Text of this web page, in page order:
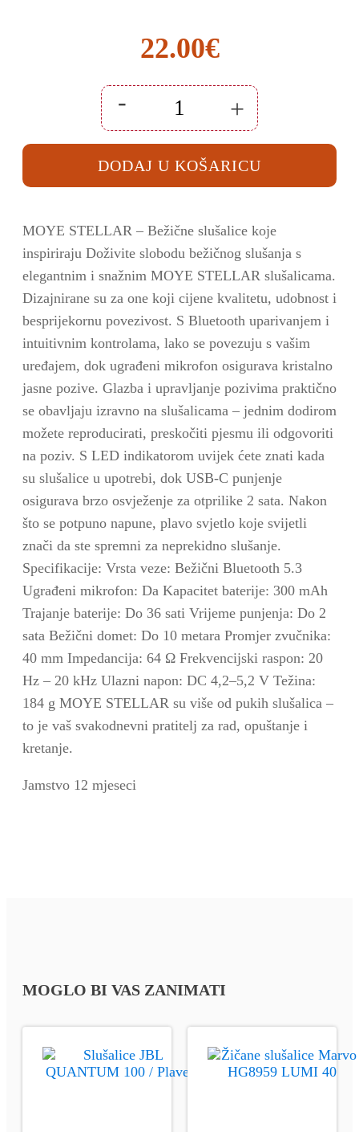
22.00€
-
slušalice
s
Moye
Zelene
+
DODAJ U KOŠARICU
MOYE STELLAR – Bežične slušalice koje
inspiriraju Doživite slobodu bežičnog slušanja s
elegantnim i snažnim MOYE STELLAR slušalicama.
Dizajnirane su za one koji cijene kvalitetu, udobnost i
besprijekornu povezivost. S Bluetooth uparivanjem i
intuitivnim kontrolama, lako se povezuju s vašim
uređajem, dok ugrađeni mikrofon osigurava kristalno
jasne pozive. Glazba i upravljanje pozivima praktično
se obavljaju izravno na slušalicama – jednim dodirom
možete reproducirati, preskočiti pjesmu ili odgovoriti
na poziv. S LED indikatorom uvijek ćete znati kada
su slušalice u upotrebi, dok USB-C punjenje
osigurava brzo osvježenje za otprilike 2 sata. Nakon
što se potpuno napune, plavo svjetlo koje svijetli
znači da ste spremni za neprekidno slušanje.
Specifikacije: Vrsta veze: Bežični Bluetooth 5.3
Ugrađeni mikrofon: Da Kapacitet baterije: 300 mAh
Trajanje baterije: Do 36 sati Vrijeme punjenja: Do 2
sata Bežični domet: Do 10 metara Promjer zvučnika:
40 mm Impedancija: 64 Ω Frekvencijski raspon: 20
Hz – 20 kHz Ulazni napon: DC 4,2–5,2 V Težina:
184 g MOYE STELLAR su više od pukih slušalica –
to je vaš svakodnevni pratitelj za rad, opuštanje i
kretanje.
Jamstvo 12 mjeseci
MOGLO BI VAS ZANIMATI